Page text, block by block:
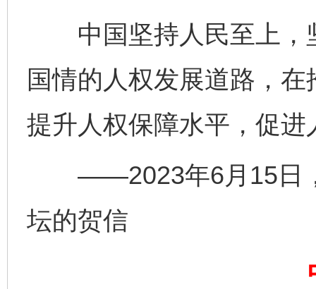
中国坚持人民至上，
国情的人权发展道路，
提升人权保障水平，促
——2023年6月15日，
坛的贺信
完善运行机制助力责任有效落实 一纸欠